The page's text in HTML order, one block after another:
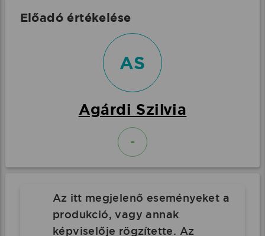
Előadó értékelése
AS
Agárdi Szilvia
-
Az itt megjelenő eseményeket a
produkció, vagy annak
képviselője rögzítette. Az